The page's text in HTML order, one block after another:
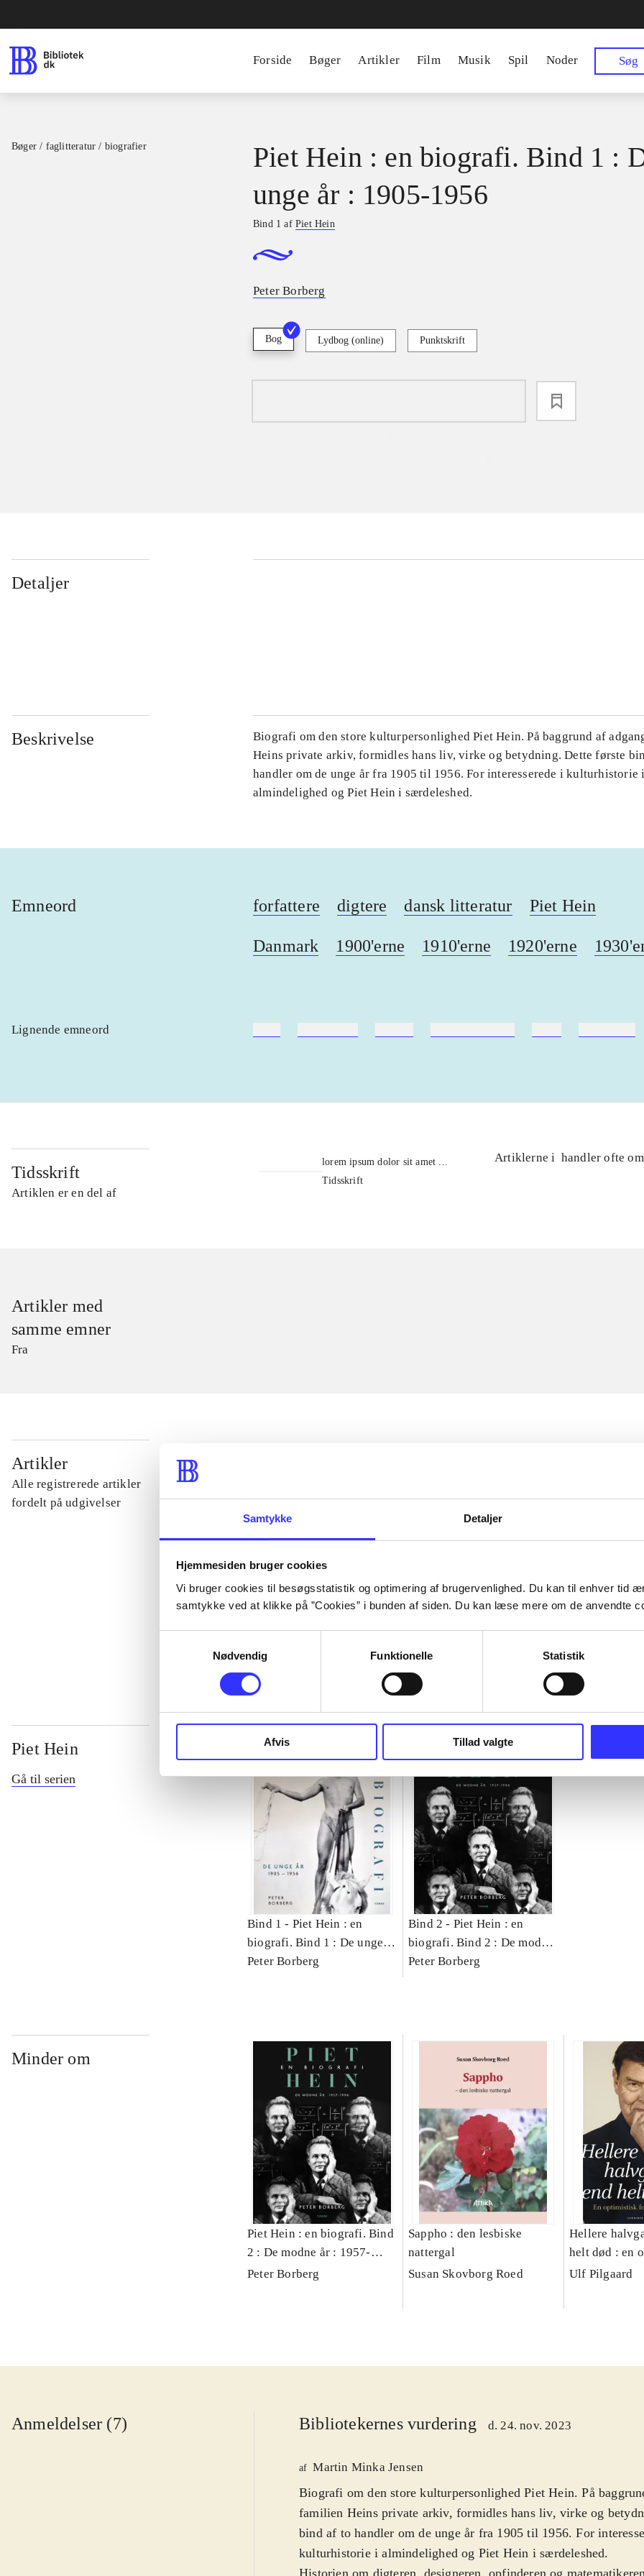
Samtykke Detaljer
Hjemmesiden bruger cookies
Vi bruger cookies til besøgsstatistik og optimering af brugervenlighed. Du kan til enhver tid
samtykke ved at klikke på ”Cookies” i bunden af siden. Du kan læse mere om de anvendte
Nødvendig
Funktionelle Statistik
Afvis Tillad valgte
Forside Bøger Artikler Film Musik Spil Noder Søg
Bøger / faglitteratur / biografier
Piet Hein : en biografi. Bind 1 :
unge år : 1905-1956
Bind 1 afPiet Hein
Peter Borberg
Bog Lydbog (online) Punktskrift
Detaljer
Beskrivelse
Biografi om den store kulturpersonlighed Piet Hein. På baggrund af
Heins private arkiv, formidles hans liv, virke og betydning. Dette første
handler om de unge år fra 1905 til 1956. For interesserede i kulturhistorie i
almindelighed og Piet Hein i særdeleshed.
Emneord forfattere digtere dansk litteratur Piet Hein
Danmark 1900'erne 1910'erne 1920'erne
Lignende emneord
Tidsskrift
Artiklen er en del af
lorem ipsum dolor sit amet ...
Tidsskrift
Artiklerne i handler ofte om
Artikler med
samme emner
Fra
Artikler
Alle registrerede artikler
fordelt på udgivelser
...
...
Piet Hein
Gå til serien
Bind 1 - Piet Hein : en
biografi. Bind 1 : De unge år
: 1905-1956
Peter Borberg
Bind 2 - Piet Hein : en
biografi. Bind 2 : De modne
år : 1957-1996
Peter Borberg
Minder om
Piet Hein : en biografi. Bind
2 : De modne år : 1957-
1996
Peter Borberg
Sappho : den lesbiske
nattergal
Susan Skovborg Roed
Hellere
helt død : en
fortælling om
Ulf Pilgaard
Anmeldelser (7) Bibliotekernes vurdering d. 24. nov. 2023
af Martin Minka Jensen
Biografi om den store kulturpersonlighed Piet Hein. På
familien Heins private arkiv, formidles hans liv, virke og
bind af to handler om de unge år fra 1905 til 1956. For
kulturhistorie i almindelighed og Piet Hein i særdeleshed.